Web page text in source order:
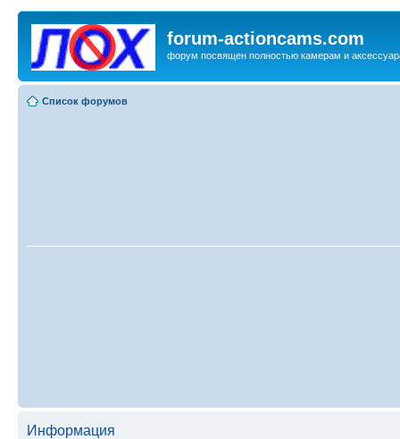
forum-actioncams.com
форум посвящен полностью камерам и
Список форумов
Информация